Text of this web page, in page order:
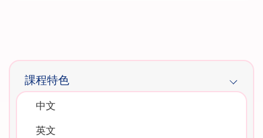
Main
navigation
課程特色
中文
英文